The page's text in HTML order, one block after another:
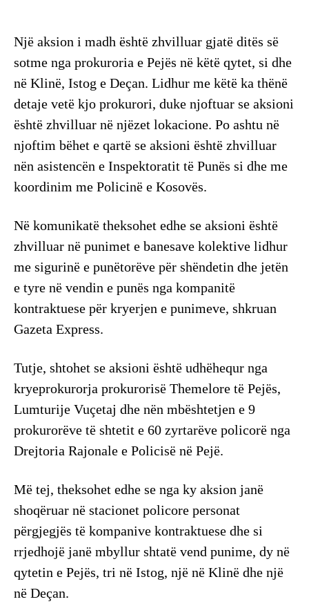
Një aksion i madh është zhvilluar gjatë ditës së
sotme nga prokuroria e Pejës në këtë qytet, si dhe
në Klinë, Istog e Deçan. Lidhur me këtë ka thënë
detaje vetë kjo prokurori, duke njoftuar se aksioni
është zhvilluar në njëzet lokacione. Po ashtu në
njoftim bëhet e qartë se aksioni është zhvilluar
nën asistencën e Inspektoratit të Punës si dhe me
koordinim me Policinë e Kosovës.
Në komunikatë theksohet edhe se aksioni është
zhvilluar në punimet e banesave kolektive lidhur
me sigurinë e punëtorëve për shëndetin dhe jetën
e tyre në vendin e punës nga kompanitë
kontraktuese për kryerjen e punimeve, shkruan
Gazeta Express.
Tutje, shtohet se aksioni është udhëhequr nga
kryeprokurorja prokurorisë Themelore të Pejës,
Lumturije Vuçetaj dhe nën mbështetjen e 9
prokurorëve të shtetit e 60 zyrtarëve policorë nga
Drejtoria Rajonale e Policisë në Pejë.
Më tej, theksohet edhe se nga ky aksion janë
shoqëruar në stacionet policore personat
përgjegjës të kompanive kontraktuese dhe si
rrjedhojë janë mbyllur shtatë vend punime, dy në
qytetin e Pejës, tri në Istog, një në Klinë dhe një
në Deçan.